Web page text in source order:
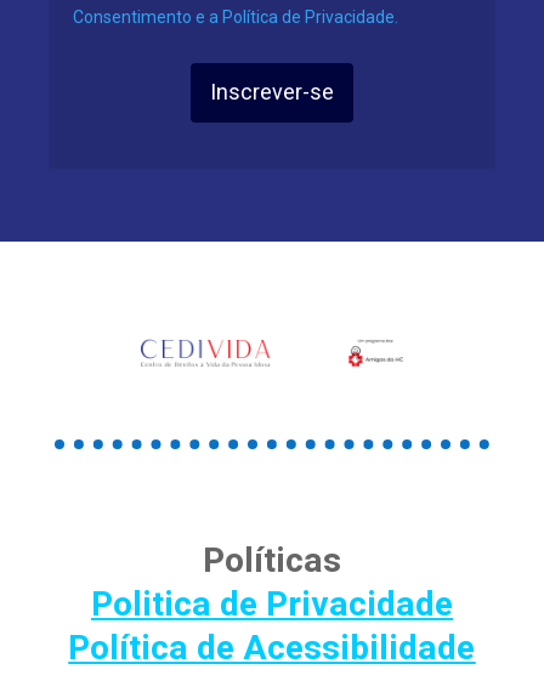
Consentimento e a Política de Privacidade.
Inscrever-se
Políticas
Politica de Privacidade
Política de Acessibilidade